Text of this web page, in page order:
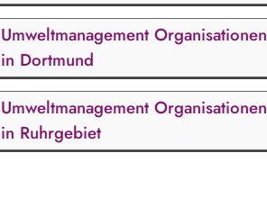
Umweltmanagement Organisationen
in Dortmund
Umweltmanagement Organisationen
in Ruhrgebiet